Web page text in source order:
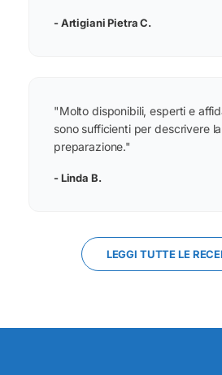
- Artigiani Pietra C.
"Molto disponibili, esperti e
sono sufficienti per descrivere
preparazione."
- Linda B.
LEGGI TUTTE LE